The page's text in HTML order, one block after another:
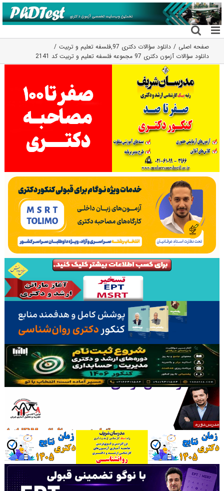
رفتن
به
محتوا
صفحه اصلی دانلود سؤالات دکتری 97 ,فلسفه تعلیم و تربیت
دانلود سؤالات آزمون دکتری 97 مجموعه فلسفه تعلیم و تربیت کد 2141